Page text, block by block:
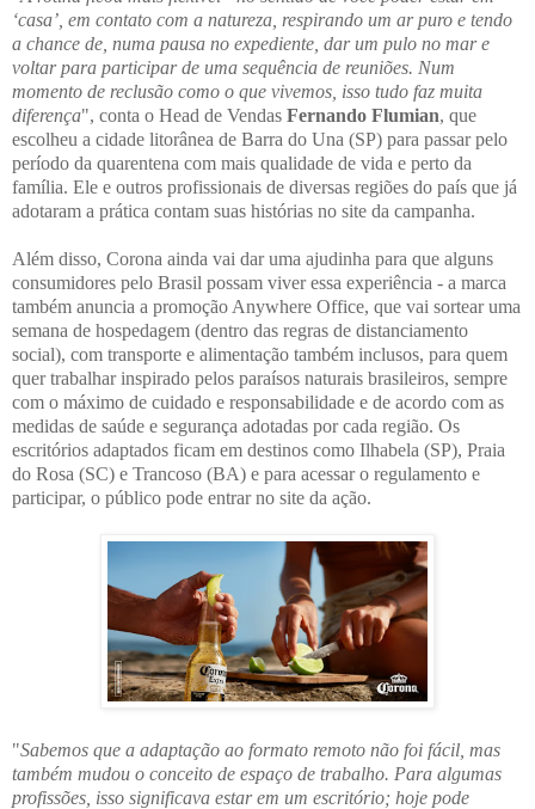
‘casa’, em contato com a natureza, respirando um ar puro e tendo
a chance de, numa pausa no expediente, dar um pulo no mar e
voltar para participar de uma sequência de reuniões. Num
momento de reclusão como o que vivemos, isso tudo faz muita
diferença", conta o Head de Vendas Fernando Flumian, que
escolheu a cidade litorânea de Barra do Una (SP) para passar pelo
período da quarentena com mais qualidade de vida e perto da
família. Ele e outros profissionais de diversas regiões do país que já
adotaram a prática contam suas histórias no site da campanha.
Além disso, Corona ainda vai dar uma ajudinha para que alguns
consumidores pelo Brasil possam viver essa experiência - a marca
também anuncia a promoção Anywhere Office, que vai sortear uma
semana de hospedagem (dentro das regras de distanciamento
social), com transporte e alimentação também inclusos, para quem
quer trabalhar inspirado pelos paraísos naturais brasileiros, sempre
com o máximo de cuidado e responsabilidade e de acordo com as
medidas de saúde e segurança adotadas por cada região. Os
escritórios adaptados ficam em destinos como Ilhabela (SP), Praia
do Rosa (SC) e Trancoso (BA) e para acessar o regulamento e
participar, o público pode entrar no site da ação.
"Sabemos que a adaptação ao formato remoto não foi fácil, mas
também mudou o conceito de espaço de trabalho. Para algumas
profissões, isso significava estar em um escritório; hoje pode